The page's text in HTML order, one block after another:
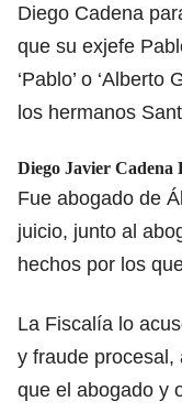
Diego Cadena
que su exjefe
‘Pablo’ o
los hermanos
Diego Javier Cadena
Fue abogado de
juicio, junto al
hechos por los
La Fiscalía lo
y fraude procesal,
que el abogado y